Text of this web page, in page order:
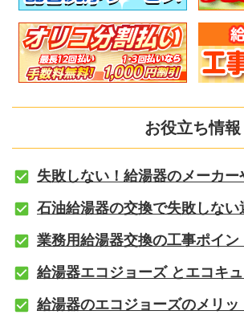
お役立ち情報
失敗しない！給湯器のメーカ
石油給湯器の交換で失敗しない
業務用給湯器交換の工事ポイン
給湯器エコジョーズ とエコキ
給湯器のエコジョーズのメリッ